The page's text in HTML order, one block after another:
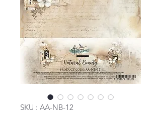
SKU : AA-NB-12